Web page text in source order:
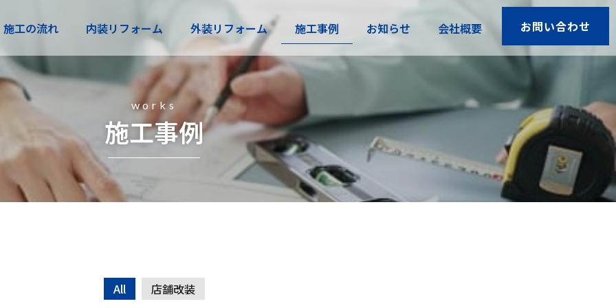
施工の流れ 内装リフォーム 外装リフォーム 施工事例 お知らせ 会社概要 お問い合わせ
works
施工事例
All 店舗改装